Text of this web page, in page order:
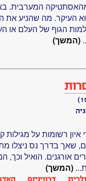
המערבית.
העיקר. מה שהניע את
הגוף של העלם
(המשך)
רשומות על מגילות
שאך בדרך נס ניצלו
אורגנים. הואיל וכך,
(המשך)
דרוויניזם